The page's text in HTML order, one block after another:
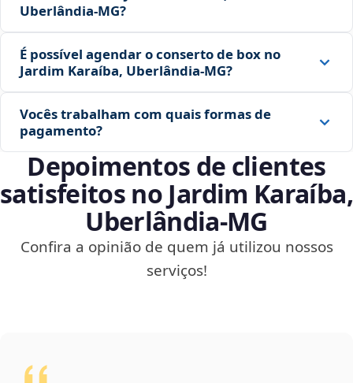
Uberlândia‑MG?
É possível agendar o conserto de box no
Jardim Karaíba, Uberlândia‑MG?
Vocês trabalham com quais formas de
pagamento?
Depoimentos de clientes
satisfeitos no Jardim Karaíba,
Uberlândia‑MG
Confira a opinião de quem já utilizou nossos
serviços!